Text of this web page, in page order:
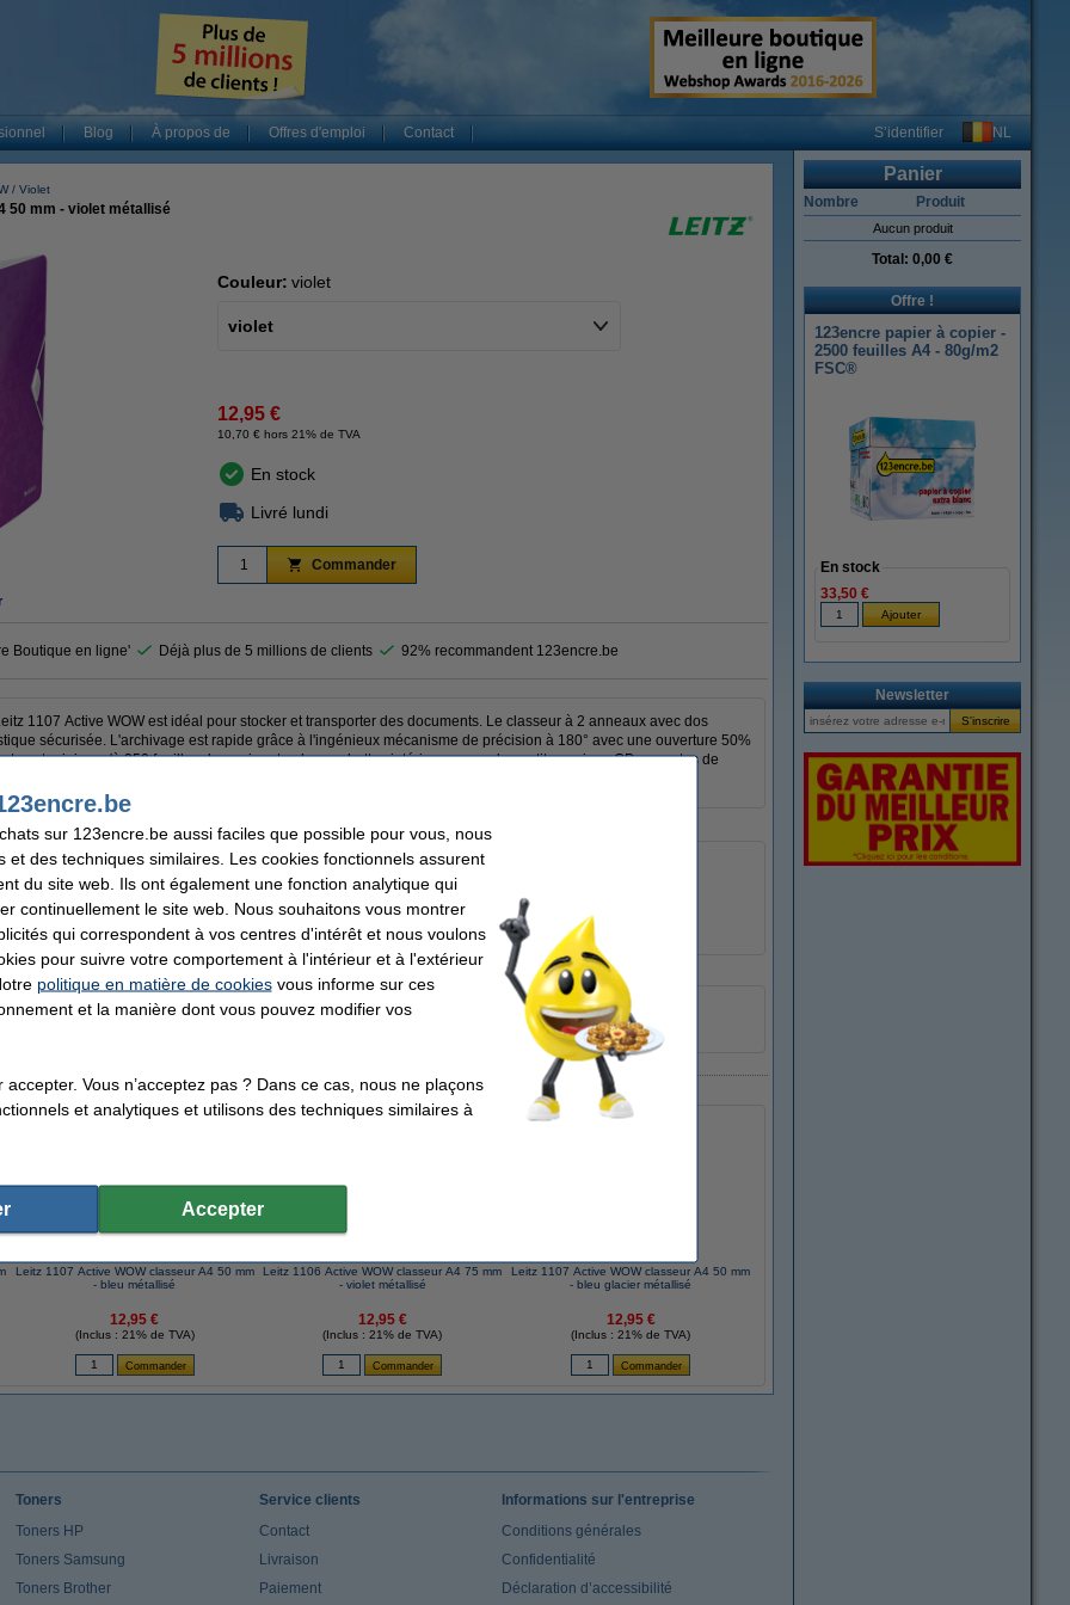
Blog À propos de Offres d'emploi Contact S’identifier NL
Violet
50 mm - violet métallisé
Couleur: violet
violet
12,95 €
10,70 € hors 21% de TVA
En stock
Livré lundi
Commander
Boutique en ligne' Déjà plus de 5 millions de clients 92% recommandent 123encre.be
1107 Active WOW est idéal pour stocker et transporter des documents. Le classeur à 2 anneaux avec dos
sécurisée. L'archivage est rapide grâce à l'ingénieux mécanisme de précision à 180° avec une ouverture 50%
contenir jusqu'à 350 feuilles de papier et a des pochettes intérieures pour les petits papiers, CD ou cartes de
Largeur de dos:
Support d'étiquette:
Protection métallique:
Nombre: 1 pièce
de renfort
qui ont également commandé cet article
Leitz 1107 Active WOW classeur A4 50 mm
- bleu métallisé
12,95 €
(Inclus : 21% de TVA)
Leitz 1106 Active WOW classeur A4 75 mm
- violet métallisé
12,95 €
(Inclus : 21% de TVA)
Leitz 1107 Active WOW classeur A4 50 mm
- bleu glacier métallisé
12,95 €
(Inclus : 21% de TVA)
Panier
Nombre Produit
Aucun produit
Total: 0,00 €
Offre !
123encre papier à copier -
2500 feuilles A4 - 80g/m2
FSC®
En stock
33,50 €
Newsletter
Toners
Toners HP
Toners Samsung
Toners Brother
Service clients
Contact
Livraison
Paiement
Informations sur l'entreprise
Conditions générales
Confidentialité
Déclaration d’accessibilité
sur 123encre.be aussi faciles que possible pour vous, nous
et des techniques similaires. Les cookies fonctionnels assurent
du site web. Ils ont également une fonction analytique qui
continuellement le site web. Nous souhaitons vous montrer
qui correspondent à vos centres d'intérêt et nous voulons
pour suivre votre comportement à l'intérieur et à l'extérieur
politique en matière de cookiesvous informe sur ces
et la manière dont vous pouvez modifier vos
Vous n’acceptez pas ? Dans ce cas, nous ne plaçons
et analytiques et utilisons des techniques similaires à
Accepter